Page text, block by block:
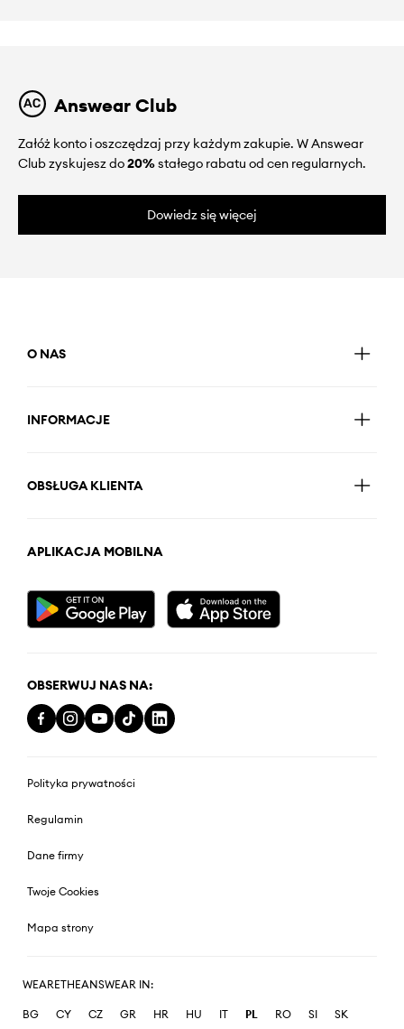
Answear Club
Załóż konto i oszczędzaj przy każdym zakupie. W Answear
Club zyskujesz do20%stałego rabatu od cen regularnych.
Dowiedz się więcej
O NAS
INFORMACJE
OBSŁUGA KLIENTA
APLIKACJA MOBILNA
OBSERWUJ NAS NA:
Polityka prywatności
Regulamin
Dane firmy
Twoje Cookies
Mapa strony
WEARETHEANSWEAR IN:
BG CY CZ GR HR HU IT PL RO SI SK